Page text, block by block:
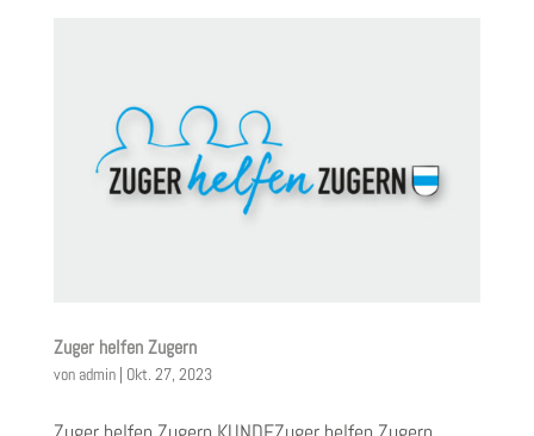
Zuger helfen Zugern
von admin| Okt. 27, 2023